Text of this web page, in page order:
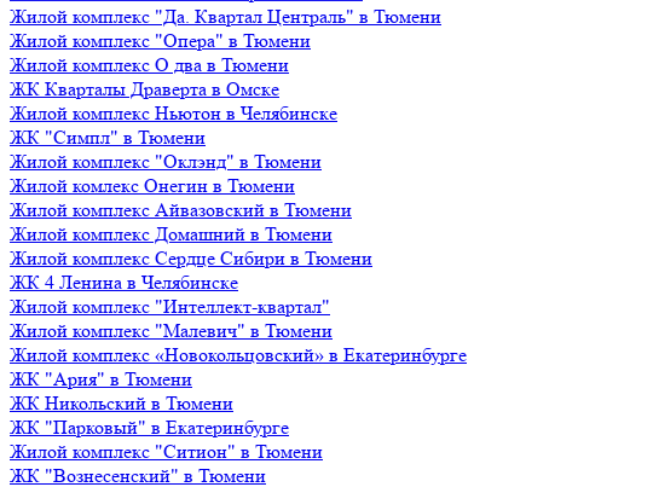
Жилой комплекс "Да. Квартал Централь" в Тюмени
Жилой комплекс "Опера" в Тюмени
Жилой комплекс О два в Тюмени
ЖК Кварталы Драверта в Омске
Жилой комплекс Ньютон в Челябинске
ЖК "Симпл" в Тюмени
Жилой комплекс "Оклэнд" в Тюмени
Жилой комлекс Онегин в Тюмени
Жилой комплекс Айвазовский в Тюмени
Жилой комплекс Домашний в Тюмени
Жилой комплекс Сердце Сибири в Тюмени
ЖК 4 Ленина в Челябинске
Жилой комплекс "Интеллект-квартал"
Жилой комплекс "Малевич" в Тюмени
Жилой комплекс «Новокольцовский» в Екатеринбурге
ЖК "Ария" в Тюмени
ЖК Никольский в Тюмени
ЖК "Парковый" в Екатеринбурге
Жилой комплекс "Ситион" в Тюмени
ЖК "Вознесенский" в Тюмени